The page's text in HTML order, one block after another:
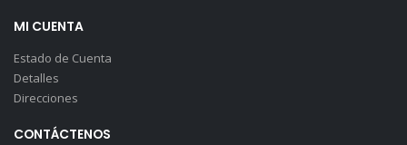
MI CUENTA
Estado de Cuenta
Detalles
Direcciones
CONTÁCTENOS